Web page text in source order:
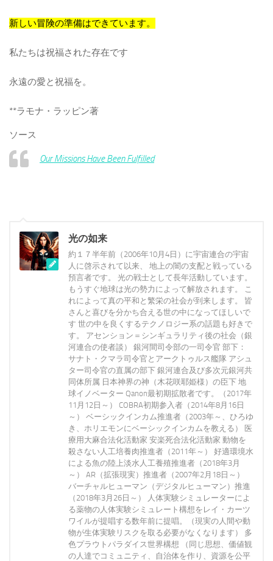
新しい冒険の準備はできています。
私たちは祝福された存在です
永遠の愛と祝福を。
**ラモナ・ラッピン著
ソース
Our Missions Have Been Fulfilled
光の如来
約１７半年前（2006年10月4日）に宇宙連合の宇宙
人に啓示されて以来、 地上の闇の支配と戦っている
預言者です。 光の戦士として長年活動しています。
もうすぐ地球は光の勢力によって解放されます。 こ
れによって真の平和と繁栄の社会が到来します。 皆
さんと喜びを分かち合える世の中になってほしいで
す 世の中を良くするテクノロジー系の話題も好きで
す。 アセンション＝シンギュラリティ後の社会（銀
河連合の使者談） 銀河間司令部の一司令官 部下：
サナト・クマラ司令官とアークトゥルス艦隊 アシュ
ター司令官の直属の部下 銀河連合及び多次元銀河共
同体所属 日本神界の神（木花咲耶姫様）の臣下 地
球イノベーター Qanon最初期拡散者です。（2017年
11月12日～） COBRA初期参入者（2014年8月16日
～） ベーシックインカム推進者（2003年～、ひろゆ
き、ホリエモンにベーシックインカムを教える） 医
療用大麻合法化活動家 安楽死合法化活動家 動物を
殺さない人工培養肉推進者（2011年～） 好適環境水
による魚の陸上淡水人工養殖推進者（2018年3月
～） AR（拡張現実）推進者（2007年2月18日～）
バーチャルヒューマン（デジタルヒューマン）推進
（2018年3月26日～） 人体実験シミュレーターによ
る薬物の人体実験シミュレート構想をレイ・カーツ
ワイルが提唱する数年前に提唱。（現実の人間や動
物が生体実験リスクを取る必要がなくなります） 多
色プラウトパラダイス世界構想 （同じ思想、価値観
の人達でコミュニティ、自治体を作り、資源を公平